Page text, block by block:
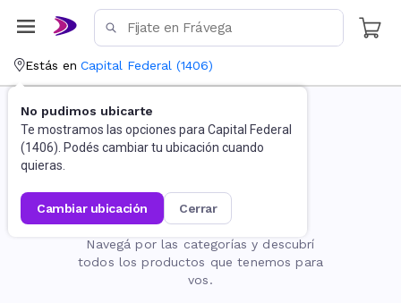
Estás en Capital Federal (1406)
No pudimos ubicarte
Te mostramos las opciones para Capital Federal
(1406). Podés cambiar tu ubicación cuando
quieras.
cambiar ubicación cerrar
La página no existe
Navegá por las categorías y descubrí
todos los productos que tenemos para
vos.